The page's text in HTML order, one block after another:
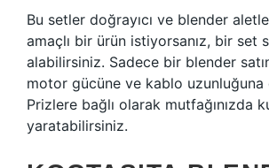
Bu setler doğrayıcı ve blender
amaçlı bir ürün istiyorsanız, bir set
alabilirsiniz. Sadece bir blender
motor gücüne ve kablo uzunluğuna
Prizlere bağlı olarak mutfağınızda
yaratabilirsiniz.